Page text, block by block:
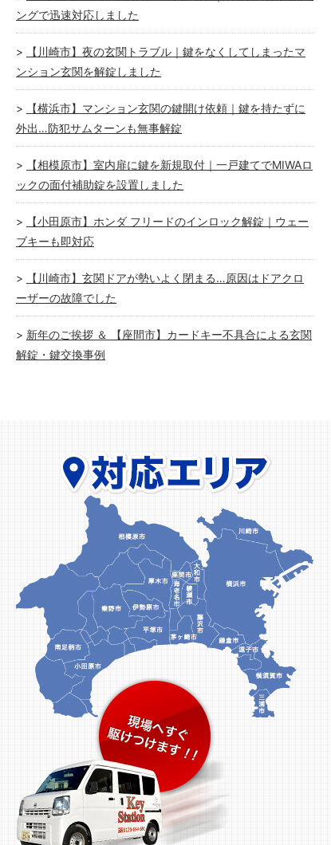
ングで迅速対応しました
【川崎市】夜の玄関トラブル｜鍵をなくしてしまったマ
ンション玄関を解錠しました
【横浜市】マンション玄関の鍵開け依頼｜鍵を持たずに
外出…防犯サムターンも無事解錠
【相模原市】室内扉に鍵を新規取付｜一戸建てでMIWAロ
ックの面付補助錠を設置しました
【小田原市】ホンダ フリードのインロック解錠｜ウェー
ブキーも即対応
【川崎市】玄関ドアが勢いよく閉まる…原因はドアクロ
ーザーの故障でした
新年のご挨拶 ＆ 【座間市】カードキー不具合による玄関
解錠・鍵交換事例